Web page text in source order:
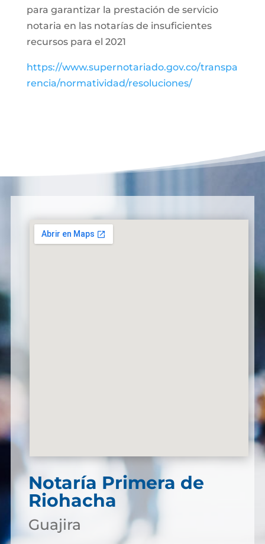
para garantizar la prestación de servicio
notaria en las notarías de insuficientes
recursos para el 2021
https://www.supernotariado.gov.co/transpa
rencia/normatividad/resoluciones/
Notaría Primera de
Riohacha
Guajira